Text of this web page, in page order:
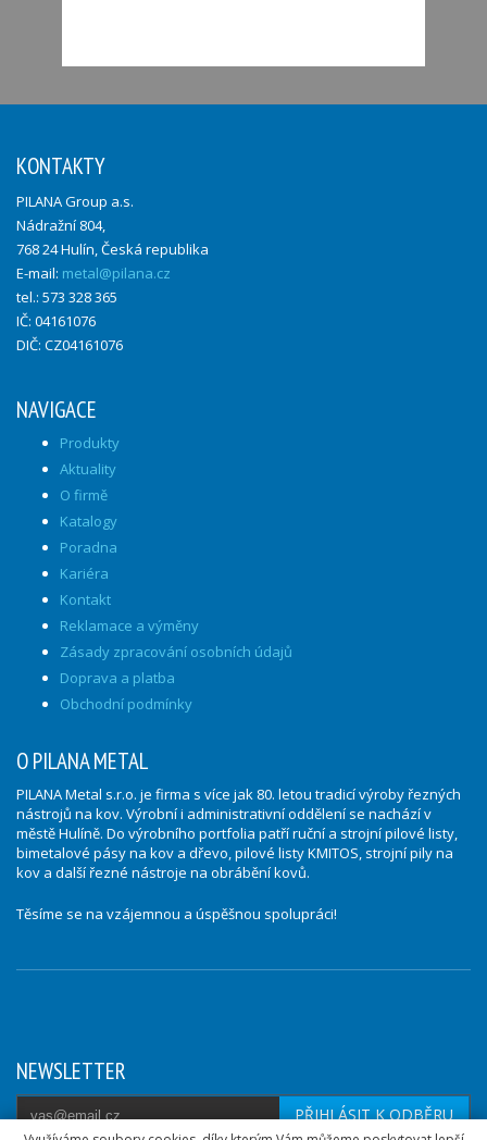
KONTAKTY
PILANA Group a.s.
Nádražní 804,
768 24 Hulín, Česká republika
E-mail: metal@pilana.cz
tel.: 573 328 365
IČ: 04161076
DIČ: CZ04161076
NAVIGACE
Produkty
Aktuality
O firmě
Katalogy
Poradna
Kariéra
Kontakt
Reklamace a výměny
Zásady zpracování osobních údajů
Doprava a platba
Obchodní podmínky
O PILANA METAL
PILANA Metal s.r.o. je firma s více jak 80. letou tradicí výroby řezných
nástrojů na kov. Výrobní i administrativní oddělení se nachází v
městě Hulíně. Do výrobního portfolia patří ruční a strojní pilové listy,
bimetalové pásy na kov a dřevo, pilové listy KMITOS, strojní pily na
kov a další řezné nástroje na obrábění kovů.
Těsíme se na vzájemnou a úspěšnou spolupráci!
NEWSLETTER
PŘIHLÁSIT K ODBĚRU